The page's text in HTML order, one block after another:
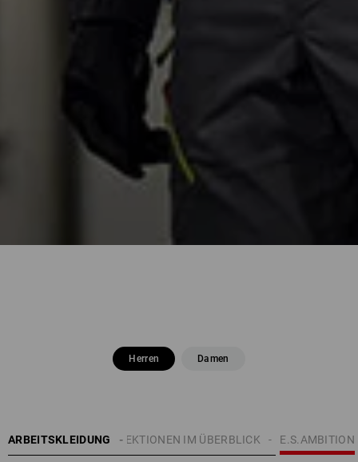
Herren Damen
ARBEITSKLEIDUNG E.S.AMBITION
E.S. KOLLEKTIONEN IM ÜBERBLICK
THEMEN